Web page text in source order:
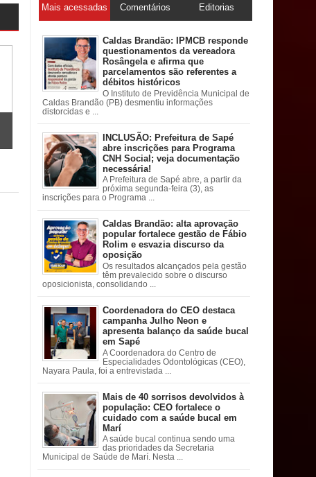
Mais acessadas Comentários Editorias
Caldas Brandão: IPMCB responde
questionamentos da vereadora
Rosângela e afirma que
parcelamentos são referentes a
débitos históricos
O Instituto de Previdência Municipal de
Caldas Brandão (PB) desmentiu informações
distorcidas e ...
INCLUSÃO: Prefeitura de Sapé
abre inscrições para Programa
CNH Social; veja documentação
necessária!
A Prefeitura de Sapé abre, a partir da
próxima segunda-feira (3), as
inscrições para o Programa ...
Caldas Brandão: alta aprovação
popular fortalece gestão de Fábio
Rolim e esvazia discurso da
oposição
Os resultados alcançados pela gestão
têm prevalecido sobre o discurso
oposicionista, consolidando ...
Coordenadora do CEO destaca
campanha Julho Neon e
apresenta balanço da saúde bucal
em Sapé
A Coordenadora do Centro de
Especialidades Odontológicas (CEO),
Nayara Paula, foi a entrevistada ...
Mais de 40 sorrisos devolvidos à
população: CEO fortalece o
cuidado com a saúde bucal em
Marí
A saúde bucal continua sendo uma
das prioridades da Secretaria
Municipal de Saúde de Marí. Nesta ...